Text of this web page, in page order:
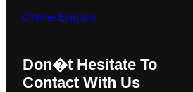
Online Enquiry
Don�t Hesitate To
Contact With Us